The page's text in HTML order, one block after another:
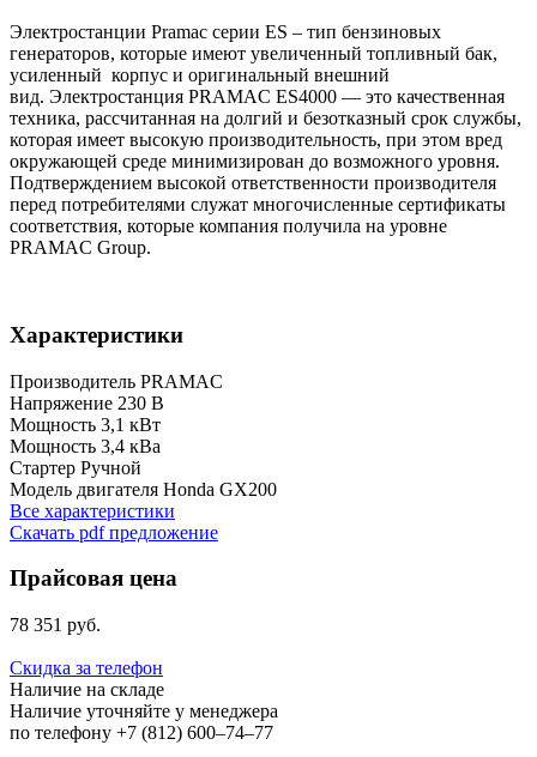
Электростанции Pramac серии ES – тип бензиновых
генераторов, которые имеют увеличенный топливный бак,
усиленный корпус и оригинальный внешний
вид. Электростанция PRAMAC ЕS4000 — это качественная
техника, рассчитанная на долгий и безотказный срок службы,
которая имеет высокую производительность, при этом вред
окружающей среде минимизирован до возможного уровня.
Подтверждением высокой ответственности производителя
перед потребителями служат многочисленные сертификаты
соответствия, которые компания получила на уровне
PRAMAC Group.
Характеристики
Производитель PRAMAC
Напряжение 230 B
Мощность 3,1 кВт
Мощность 3,4 кВа
Стартер Ручной
Модель двигателя Honda GX200
Все характеристики
Скачать pdf предложение
Прайсовая цена
78 351 руб.
Скидка за телефон
Наличие на складе
Наличие уточняйте у менеджера
по телефону +7 (812) 600–74–77